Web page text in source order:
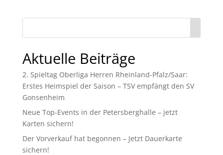
Aktuelle Beiträge
2. Spieltag Oberliga Herren Rheinland-Pfalz/Saar:
Erstes Heimspiel der Saison – TSV empfängt den SV
Gonsenheim
Neue Top-Events in der Petersberghalle – jetzt
Karten sichern!
Der Vorverkauf hat begonnen – Jetzt Dauerkarte
sichern!